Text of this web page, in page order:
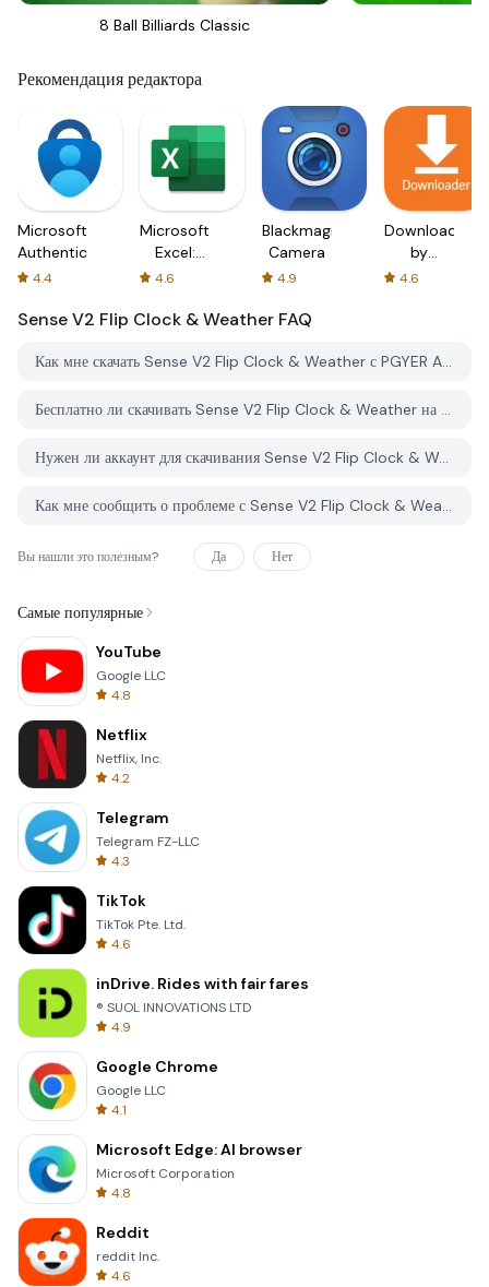
8 Ball Billiards Classic
Рекомендация редактора
Microsoft
Authenticator
4.4
Microsoft
Excel:
Spreadsheets
4.6
Blackmagic
Camera
4.9
Downloader
by
AFTVnews
4.6
Sense V2 Flip Clock & Weather FAQ
Как мне скачать Sense V2 Flip Clock & Weather с PGYER APK HUB?
Бесплатно ли скачивать Sense V2 Flip Clock & Weather на PGYER APK HUB?
Нужен ли аккаунт для скачивания Sense V2 Flip Clock & Weather с PGYER APK HUB?
Как мне сообщить о проблеме с Sense V2 Flip Clock & Weather на PGYER APK HUB?
Вы нашли это полезным? Да Нет
Самые популярные
YouTube
Google LLC
4.8
Netflix
Netflix, Inc.
4.2
Telegram
Telegram FZ-LLC
4.3
TikTok
TikTok Pte. Ltd.
4.6
inDrive. Rides with fair fares
® SUOL INNOVATIONS LTD
4.9
Google Chrome
Google LLC
4.1
Microsoft Edge: AI browser
Microsoft Corporation
4.8
Reddit
reddit Inc.
4.6